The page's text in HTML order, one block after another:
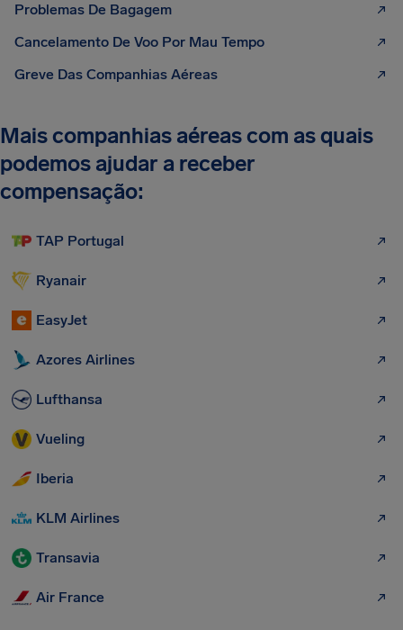
Problemas De Bagagem
Cancelamento De Voo Por Mau Tempo
Greve Das Companhias Aéreas
Mais companhias aéreas com as quais
podemos ajudar a receber
compensação:
TAP Portugal
Ryanair
EasyJet
Azores Airlines
Lufthansa
Vueling
Iberia
KLM Airlines
Transavia
Air France